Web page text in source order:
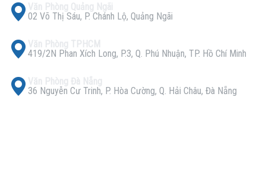
02 Võ Thị Sáu, P. Chánh Lộ, Quảng Ngãi
419/2N Phan Xích Long, P.3, Q. Phú Nhuận, TP. Hồ Chí Minh
36 Nguyễn Cư Trinh, P. Hòa Cường, Q. Hải Châu, Đà Nẵng